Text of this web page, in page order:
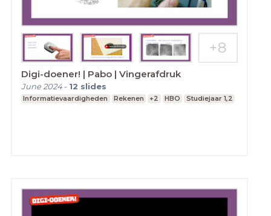
Digi-doener! | Pabo | Vingerafdruk
June 2024- 12 slides
Informatievaardigheden Rekenen +2 HBO Studiejaar 1,2